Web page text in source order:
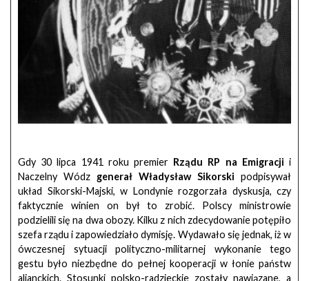
Gdy 30 lipca 1941 roku premier Rządu RP na Emigracji i
Naczelny Wódz generał Władysław Sikorski podpisywał
układ Sikorski-Majski, w Londynie rozgorzała dyskusja, czy
faktycznie winien on był to zrobić. Polscy ministrowie
podzielili się na dwa obozy. Kilku z nich zdecydowanie potępiło
szefa rządu i zapowiedziało dymisję. Wydawało się jednak, iż w
ówczesnej sytuacji polityczno-militarnej wykonanie tego
gestu było niezbędne do pełnej kooperacji w łonie państw
alianckich. Stosunki polsko-radzieckie zostały nawiązane, a